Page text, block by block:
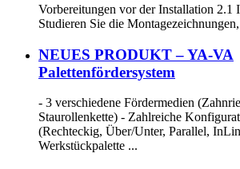
Vorbereitungen vor der Installation 2.1
Studieren Sie die
NEUES PRODUKT – YA-VA
Palettenfördersystem
- 3 verschiedene Fördermedien
Staurollenkette) - Zahlreiche
(Rechteckig, Über/Unter, Parallel,
Werkstückpalette ...